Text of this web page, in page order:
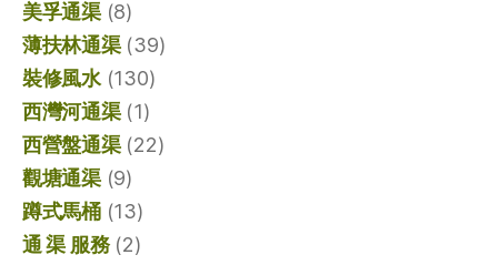
美孚通渠(8)
薄扶林通渠(39)
裝修風水(130)
西灣河通渠(1)
西營盤通渠(22)
觀塘通渠(9)
蹲式馬桶(13)
通 渠 服務(2)